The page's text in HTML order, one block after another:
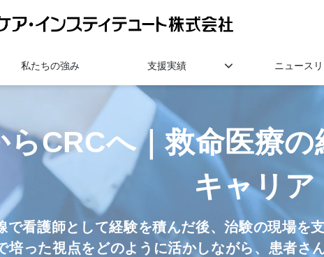
私たちの強み 支援実績 ニュース
らCRCへ｜救命医療
キャリア
で看護師として経験を積んだ後、治験の現場を
培った視点をどのように活かしながら、患者さ